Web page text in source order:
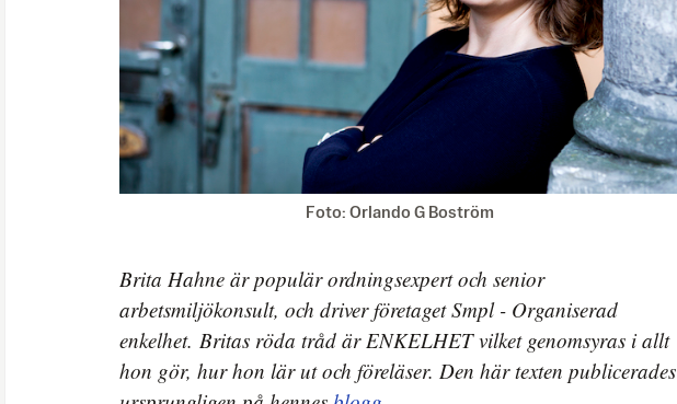
Foto: Orlando G Boström
Brita Hahne är populär ordningsexpert och senior
arbetsmiljökonsult, och driver företaget Smpl - Organiserad
enkelhet. Britas röda tråd är ENKELHET vilket genomsyras i allt
hon gör, hur hon lär ut och föreläser. Den här texten publicerades